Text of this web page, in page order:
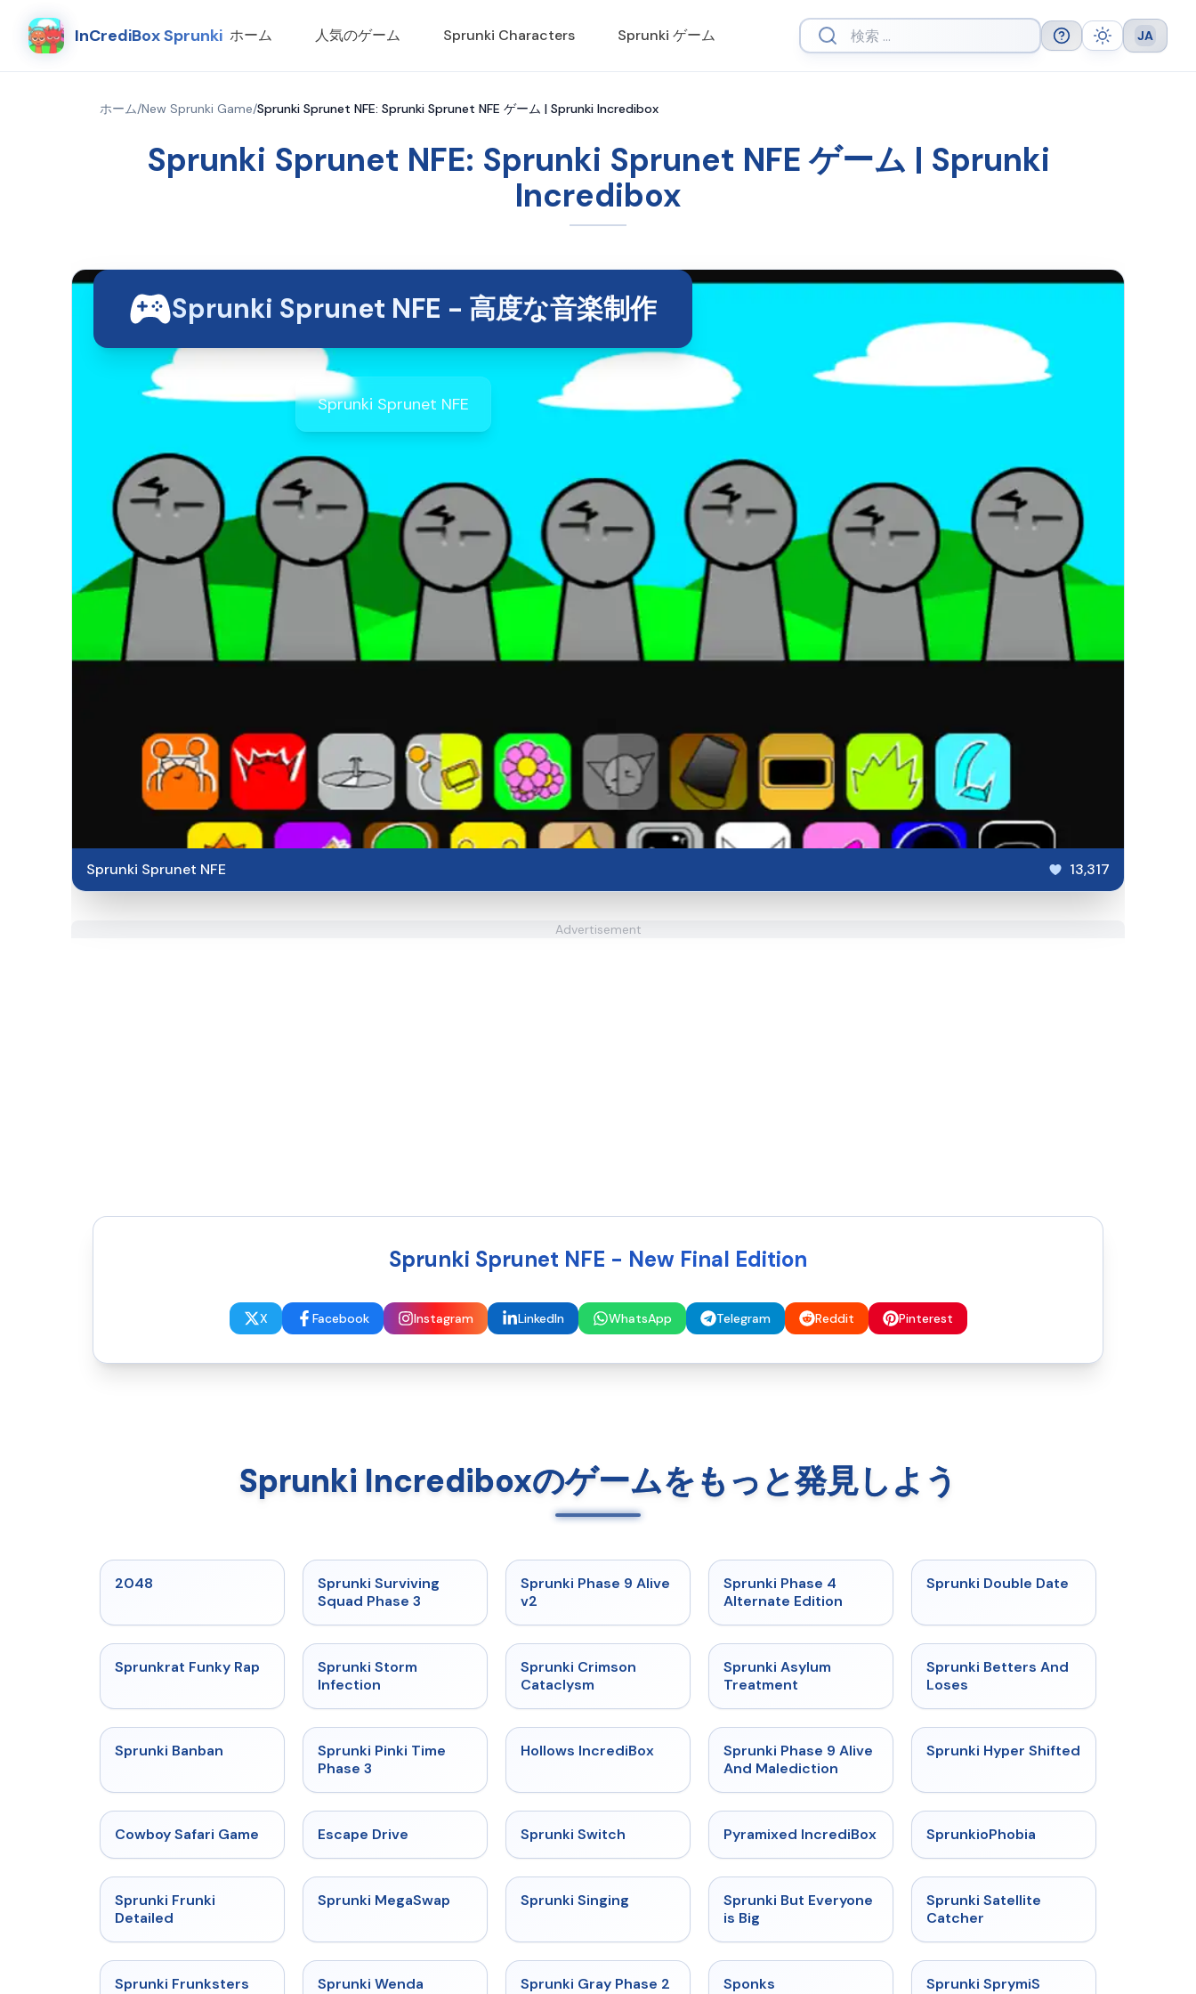
InCrediBox Sprunki ホーム 人気のゲーム Sprunki Characters Sprunki ゲーム Help Theme Language
JA
ホーム/New Sprunki Game/Sprunki Sprunet NFE: Sprunki Sprunet NFE ゲーム | Sprunki Incredibox
Sprunki Sprunet NFE: Sprunki Sprunet NFE ゲーム | Sprunki
Incredibox
Sprunki Sprunet NFE - 高度な音楽制作
Sprunki Sprunet NFE
Sprunki Sprunet NFE 13,317
Advertisement
Sprunki Sprunet NFE - New Final Edition
X Facebook Instagram LinkedIn WhatsApp Telegram Reddit Pinterest
Sprunki Incrediboxのゲームをもっと発見しよう
2048 ★
Sprunki Surviving
Squad Phase 3
★ 4.6
Sprunki Phase 9 Alive
v2
Sprunki Phase 4
Alternate Edition
★ 4.5
Sprunki Double Date
★ 4.7
Sprunkrat Funky Rap
Sprunki Storm
Infection
Sprunki Crimson
Cataclysm
Sprunki Asylum
Treatment
★ 4.6
Sprunki Betters And
Loses
Sprunki Banban ★
Sprunki Pinki Time
Phase 3
★ 4.3
Hollows IncrediBox ★ 4.4
Sprunki Phase 9 Alive
And Malediction
★ 4.5
Sprunki Hyper Shifted
★
Cowboy Safari Game Escape Drive Sprunki Switch ★ 4.6
Pyramixed IncrediBox SprunkioPhobia
Sprunki Frunki
Detailed
★ 4.5
Sprunki MegaSwap Sprunki Singing ★ 4.5
Sprunki But Everyone
is Big
Sprunki Satellite
Catcher
★ 4.7
Sprunki Frunksters
Sprunki Wenda
★ 4.4
Sprunki Gray Phase 2 Sponks Sprunki SprymiS